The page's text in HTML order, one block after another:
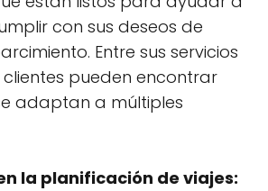
con sus deseos de
Entre sus servicios
clientes pueden encontrar
adaptan a múltiples
la planificación de viajes: